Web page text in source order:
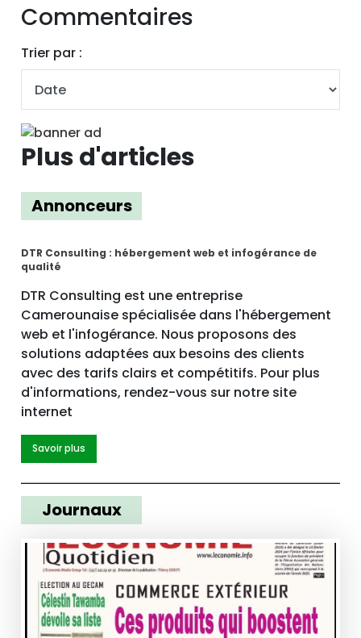
Commentaires
Trier par :
Plus d'articles
Annonceurs
DTR Consulting : hébergement web et infogérance de
qualité
DTR Consulting est une entreprise
Camerounaise spécialisée dans l'hébergement
web et l'infogérance. Nous proposons des
solutions adaptées aux besoins des clients
avec des tarifs clairs et compétitifs. Pour plus
d'informations, rendez-vous sur notre site
internet
Savoir plus
Journaux